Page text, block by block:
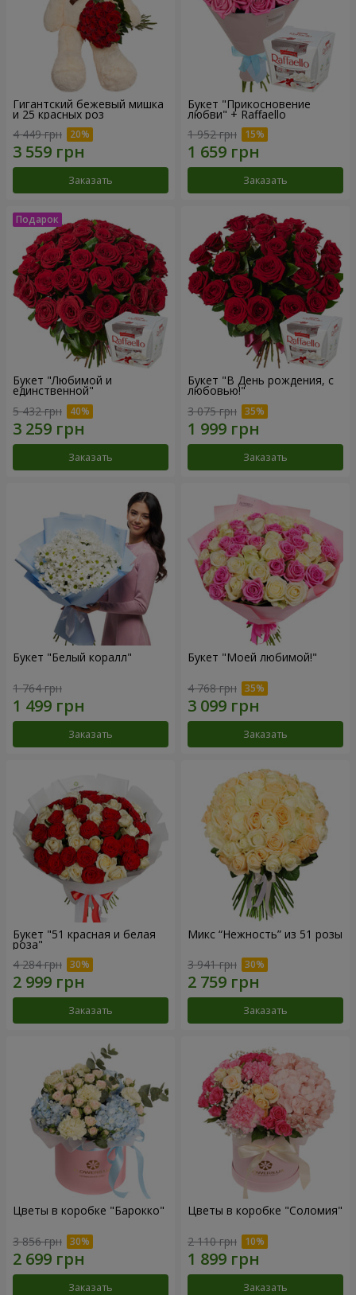
Гигантский бежевый мишка
и 25 красных роз
4 449 грн
Заказать
Букет "Прикосновение
любви" + Raffaello
1 952 грн
Заказать
Букет "Любимой и
единственной"
5 432 грн
Заказать
Букет "В День рождения, с
любовью!"
3 075 грн
Заказать
Букет "Белый коралл"
1 764 грн
Заказать
Букет "Моей любимой!"
4 768 грн
Заказать
Букет "51 красная и белая
роза"
4 284 грн
Заказать
Микс “Нежность” из 51 розы
3 941 грн
Заказать
Цветы в коробке "Барокко"
3 856 грн
Заказать
Цветы в коробке "Соломия"
2 110 грн
Заказать